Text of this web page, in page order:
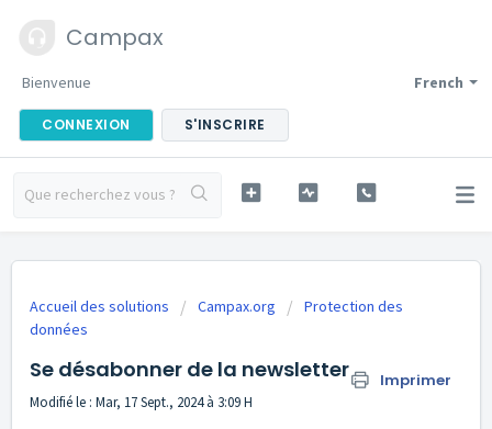
Campax
French
Bienvenue
CONNEXION S'INSCRIRE
Accueil des solutions Campax.org
Protection des
données
Se désabonner de la newsletter Imprimer
Modifié le : Mar, 17 Sept., 2024 à 3:09 H